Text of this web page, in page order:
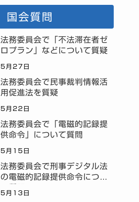
国会質問
法務委員会で「不法滞在者ゼ
ロプラン」などについて質疑
5月27日
法務委員会で民事裁判情報活
用促進法を質疑
5月22日
法務委員会で「電磁的記録提
供命令」について質問
5月15日
法務委員会で刑事デジタル法
の電磁的記録提供命令につい
5月13日